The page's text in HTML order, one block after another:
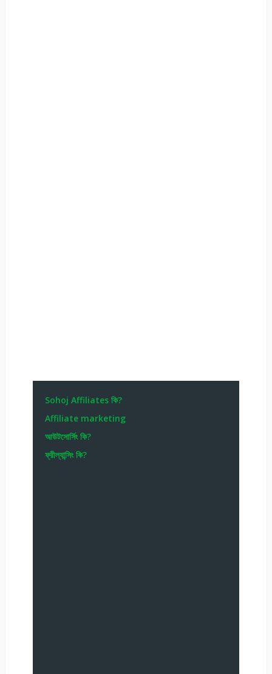
Sohoj Affiliates কি?
Affiliate marketing
আউটসোর্সিং কি?
ফ্রীল্যান্সিং কি?